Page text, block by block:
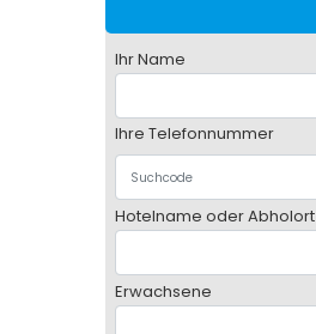
Ihr Name
Ihre Telefonnummer
Hotelname oder Abholort
Erwachsene